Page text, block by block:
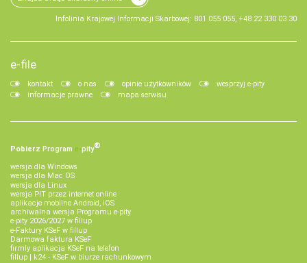
Infolinia Krajowej Informacji Skarbowej: 801 055 055, +48 22 330 03 30
e-file
kontakt o nas opinie użytkowników
wesprzyj e-pity
informacje prawne
mapa serwisu
Pobierz Program e‑pity®
wersja dla Windows
wersja dla Mac OS
wersja dla Linux
wersja PIT przez internet online
aplikacje mobilne Android, iOS
archiwalna wersja Programu e-pity
e-pity 2026/2027 w fillup
e‑Faktury KSeF w fillup
Darmowa faktura KSeF
firmly aplikacja KSeF na telefon
fillup | k24 - KSeF w biurze rachunkowym